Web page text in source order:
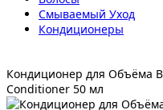
Смываемый Уход
Кондиционеры
Кондиционер для Объёма
Conditioner 50 мл